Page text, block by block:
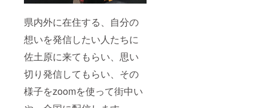
県内外に在住する、自分の
想いを発信したい人たちに
佐土原に来てもらい、思い
切り発信してもらい、その
様子をzoomを使って街中い